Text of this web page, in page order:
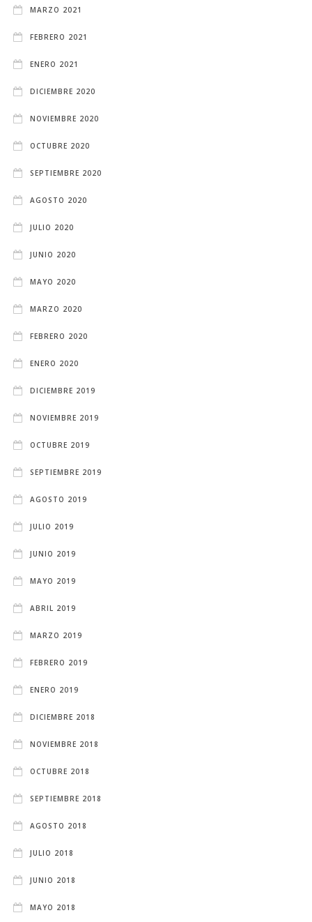
MARZO 2021
FEBRERO 2021
ENERO 2021
DICIEMBRE 2020
NOVIEMBRE 2020
OCTUBRE 2020
SEPTIEMBRE 2020
AGOSTO 2020
JULIO 2020
JUNIO 2020
MAYO 2020
MARZO 2020
FEBRERO 2020
ENERO 2020
DICIEMBRE 2019
NOVIEMBRE 2019
OCTUBRE 2019
SEPTIEMBRE 2019
AGOSTO 2019
JULIO 2019
JUNIO 2019
MAYO 2019
ABRIL 2019
MARZO 2019
FEBRERO 2019
ENERO 2019
DICIEMBRE 2018
NOVIEMBRE 2018
OCTUBRE 2018
SEPTIEMBRE 2018
AGOSTO 2018
JULIO 2018
JUNIO 2018
MAYO 2018